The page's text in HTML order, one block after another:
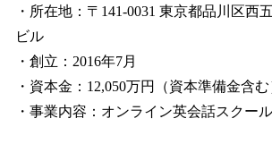
・所在地：〒141-0031 東京都品川区
ビル
・創立：2016年7月
・資本金：12,050万円（資本準備金含む
・事業内容：オンライン英会話スクー